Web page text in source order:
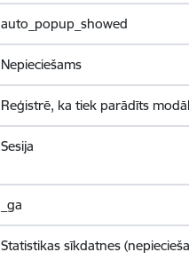
auto_popup_showed
Nepieciešams
Reģistrē, ka tiek parādīts
Sesija
_ga
Statistikas sīkdatnes